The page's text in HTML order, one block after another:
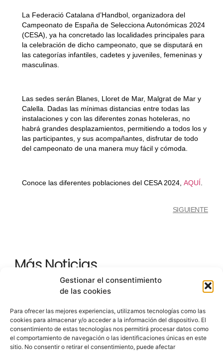
Gestionar el consentimiento
de las cookies
Para ofrecer las mejores experiencias, utilizamos tecnologías como las
cookies para almacenar y/o acceder a la información del dispositivo. El
consentimiento de estas tecnologías nos permitirá procesar datos como
el comportamiento de navegación o las identificaciones únicas en este
sitio. No consentir o retirar el consentimiento, puede afectar
La Federació Catalana d’Handbol, organizadora del
Campeonato de España de Selecciona Autonómicas 2024
(CESA), ya ha concretado las localidades principales para
la celebración de dicho campeonato, que se disputará en
las categorías infantiles, cadetes y juveniles, femeninas y
masculinas.
Las sedes serán Blanes, Lloret de Mar, Malgrat de Mar y
Calella. Dadas las mínimas distancias entre todas las
instalaciones y con las diferentes zonas hoteleras, no
habrá grandes desplazamientos, permitiendo a todos los y
las participantes, y sus acompañantes, disfrutar de todo
del campeonato de una manera muy fácil y cómoda.
Conoce las diferentes poblaciones del CESA 2024, AQUÍ
SIGUIENTE
Más Noticias
07
Ene
Fotografías De La Jornada
Final